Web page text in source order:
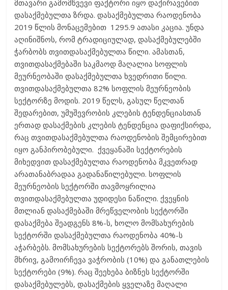
მთავარი გამომწვევი ფაქტორი იყო დაქირავებით
დასაქმებულთა ზრდა. დასაქმებულთა რაოდენობა
2019 წლის მონაცემებით 1295.9 ათასი კაცია. უნდა
აღინიშნოს, რომ ტრადიციულად, დასაქმებულებში
ჭარბობს თვითდასაქმებულთა წილი. ამასთან,
თვითდასაქმებაში საკმაოდ მაღალია სოფლის
მეურნეობაში დასაქმებულთა ხვედრითი წილი.
თვითდასაქმებულთა 82% სოფლის მეურნეობის
სექტორზე მოდის. 2019 წელს, გასულ წელთან
შედარებით, უმუშევრობის კლების ტენდენციასთან
ერთად დასაქმების კლების ტენდენცია დაფიქსირდა,
რაც თვითდასაქმებულთა რაოდენობის შემცირებით
იყო განპირობებული. ქვეყანაში სექტორების
მიხედვით დასაქმებულთა რაოდენობა მკვეთრად
არათანაბრადაა გადანაწილებული. სოფლის
მეურნეობის სექტორში თავმოყრილია
თვითდასაქმებულთა უდიდესი ნაწილი. ქვეყნის
მთლიან დასაქმებაში მრეწველობის სექტორში
დასაქმება შეადგენს 8%-ს, ხოლო მომსახურების
სექტორში დასაქმებულთა რაოდენობა 40%-ს
აჭარბებს. მომსახურების სექტორებს შორის, თავის
მხრივ, გამოირჩევა ვაჭრობის (10%) და განათლების
სექტორები (9%). რაც შეეხება ბიზნეს სექტორში
დასაქმებულებს, დასაქმების ყველაზე მაღალი